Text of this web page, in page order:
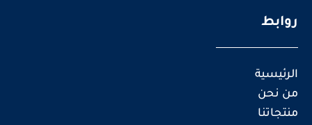
روابط
الرئيسية
من نحن
منتجاتنا